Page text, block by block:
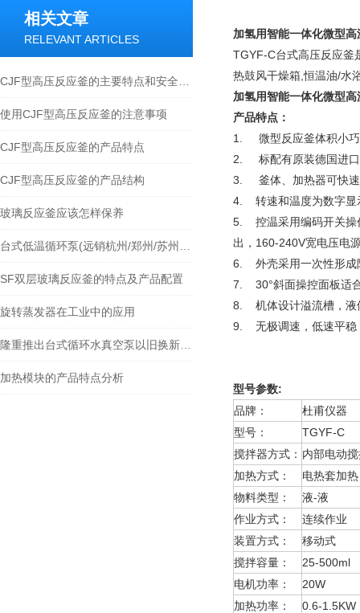
相关文章
RELEVANT ARTICLES
使用CJF型高压反应釜的注意事项
CJF型高压反应釜的产品特点
CJF型高压反应釜的产品结构
玻璃反应釜应该怎样保养
SF双层玻璃反应釜的特点及产品配置
旋转蒸发器在工业中的应用
加热模块的产品特点分析
加氢用智能一体化微型高
TGYF-C台式高压反应釜
热鼓风干燥箱,恒温油/水
加氢用智能一体化微型高
产品特点：
1. 微型反应釜体积小巧
2. 标配有原装德国进口
3. 釜体、加热器可快速
4. 转速和温度为数字显
5. 控温采用编码开关操
出，160-240V宽电压电
6. 外壳采用一次性形成
7. 30°斜面操控面板适
8. 机体设计溢流槽，液
9. 无极调速，低速平稳
型号参数:
品牌：
杜甫仪器
型号：
TGYF-C
搅拌器方式： 内部电动
加热方式：
电热套加热
物料类型：
液-液
作业方式：
连续作业
装置方式：
移动式
搅拌容量：
25-500ml
电机功率：
20W
加热功率：
0.6-1.5KW